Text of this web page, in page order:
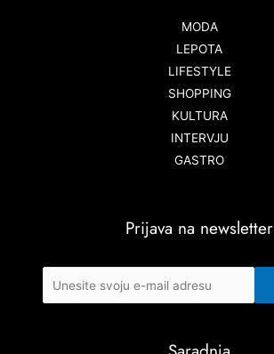
MODA
LEPOTA
LIFESTYLE
SHOPPING
KULTURA
INTERVJU
GASTRO
Prijava na newsletter